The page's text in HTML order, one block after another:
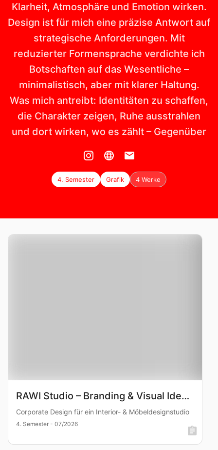
Klarheit, Atmosphäre und Emotion wirken.
Design ist für mich eine präzise Antwort auf
strategische Anforderungen. Mit
reduzierter Formensprache verdichte ich
Botschaften auf das Wesentliche –
minimalistisch, aber mit klarer Haltung.
Was mich antreibt: Identitäten zu schaffen,
die Charakter zeigen, Ruhe ausstrahlen
und dort wirken, wo es zählt – Gegenüber
4. Semester Grafik 4 Werke
RAWI Studio – Branding & Visual Identity
Corporate Design für ein Interior- & Möbeldesignstudio
4. Semester - 07/2026